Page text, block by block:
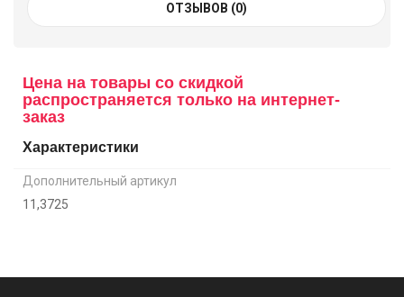
ОТЗЫВОВ (0)
Цена на товары со скидкой
распространяется только на интернет-
заказ
Характеристики
Дополнительный артикул
11,3725